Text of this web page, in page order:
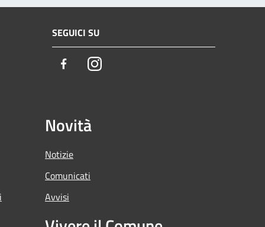
SEGUICI SU
FacebookInstagram
Novità
Notizie
Comunicati
Avvisi